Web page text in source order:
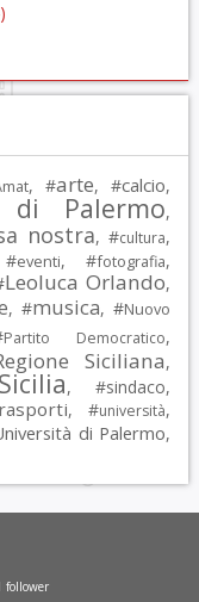
, #arte, #calcio,
di Palermo,
nostra, #cultura,
eventi, #fotografia,
Leoluca Orlando,
, #musica, #Nuovo
Partito Democratico,
Siciliana,
, #sindaco,
, #università,
di Palermo,
follower